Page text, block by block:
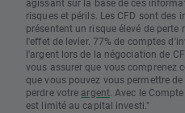
agissant sur la base de ces
risques et périls. Les CFD sont des
présentent un risque élevé de
l'effet de levier. 77% de comptes
l'argent lors de la négociation de
vous assurer que vous comprenez
que vous pouvez vous permettre
perdre votre argent. Avec le
est limité au capital investi."